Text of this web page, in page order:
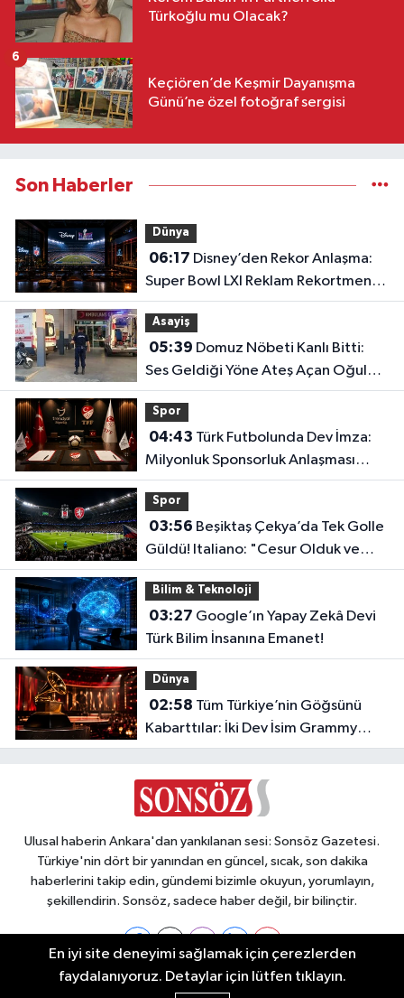
Türkoğlu mu Olacak?
Keçiören’de Keşmir Dayanışma
Günü’ne özel fotoğraf sergisi
6
Son Haberler
Dünya
06:17
Super Bowl LXI Reklam Rekortmeni
Oldu!
Asayiş
05:39
Ses Geldiği Yöne Ateş Açan Oğul
Babasını Öldürdü!
Spor
04:43
Milyonluk Sponsorluk Anlaşması
Uzatıldı!
Spor
03:56
Güldü! Italiano: "Cesur Olduk ve
Karşılığını Aldık"
Bilim & Teknoloji
03:27
Türk Bilim İnsanına Emanet!
Dünya
02:58
Kabarttılar: İki Dev İsim Grammy
Jürisine Seçildi!
Ulusal haberin Ankara'dan yankılanan sesi: Sonsöz Gazetesi.
Türkiye'nin dört bir yanından en güncel, sıcak, son dakika
haberlerini takip edin, gündemi bizimle okuyun, yorumlayın,
şekillendirin. Sonsöz, sadece haber değil, bir bilinçtir.
En iyi site deneyimi sağlamak için çerezlerden
faydalanıyoruz. Detaylar için lütfen tıklayın.